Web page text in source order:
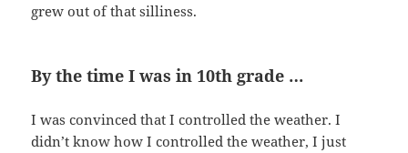
grew out of that silliness.
By the time I was in 10th grade …
I was convinced that I controlled the weather. I
didn’t know how I controlled the weather, I just